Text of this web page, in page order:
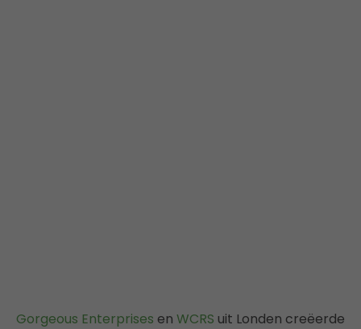
Gorgeous Enterprises en WCRS uit Londen creëerde